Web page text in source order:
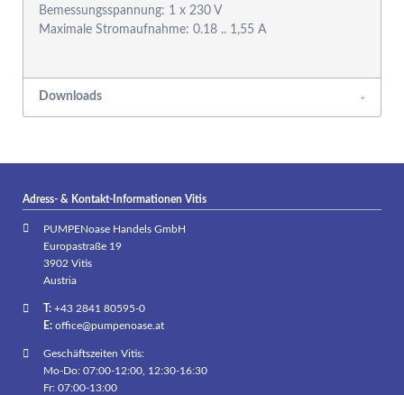
Bemessungsspannung: 1 x 230 V
Maximale Stromaufnahme: 0.18 .. 1,55 A
Downloads
Adress- & Kontakt-Informationen Vitis
PUMPENoase Handels GmbH
Europastraße 19
3902 Vitis
Austria
T:+43 2841 80595-0
E: office@pumpenoase.at
Geschäftszeiten Vitis:
Mo-Do: 07:00-12:00, 12:30-16:30
Fr: 07:00-13:00